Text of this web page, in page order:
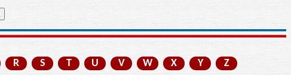
R S T U V W X Y Z